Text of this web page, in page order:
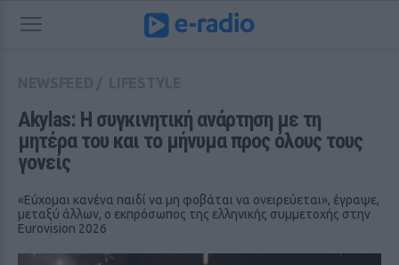
Akylas: Η συγκινητική ανάρτηση με τη
μητέρα του και το μήνυμα προς όλους τους
γονείς
«Εύχομαι κανένα παιδί να μη φοβάται να ονειρεύεται», έγραψε,
μεταξύ άλλων, ο εκπρόσωπος της ελληνικής συμμετοχής στην
Eurovision 2026